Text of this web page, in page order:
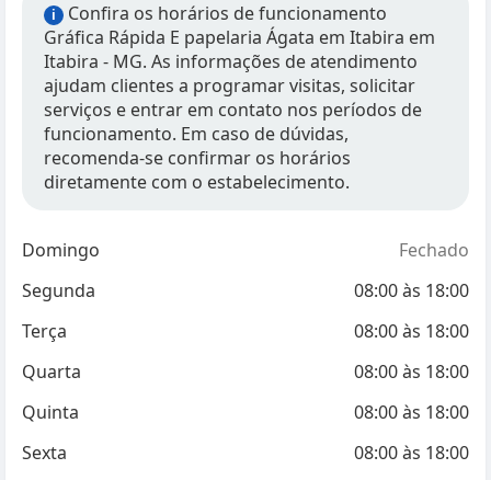
i
Confira os horários de funcionamento
Gráfica Rápida E papelaria Ágata em Itabira em
Itabira - MG. As informações de atendimento
ajudam clientes a programar visitas, solicitar
serviços e entrar em contato nos períodos de
funcionamento. Em caso de dúvidas,
recomenda-se confirmar os horários
diretamente com o estabelecimento.
Domingo
Fechado
Segunda
08:00às 18:00
Terça
08:00às 18:00
Quarta
08:00às 18:00
Quinta
08:00às 18:00
Sexta
08:00às 18:00